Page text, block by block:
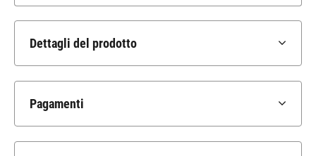
Dettagli del prodotto
Pagamenti